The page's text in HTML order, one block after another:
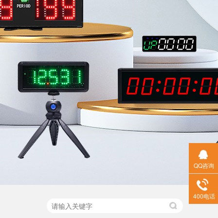
QQ咨询
400电话